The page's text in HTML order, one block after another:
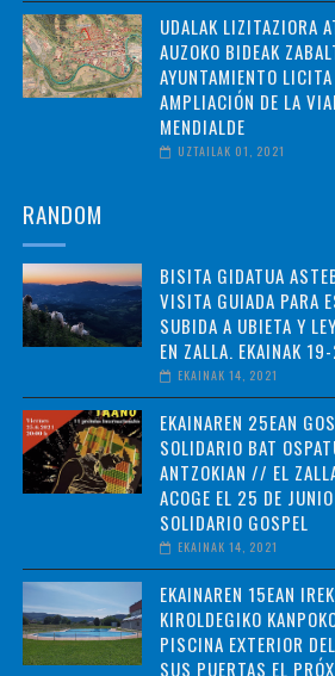
UDALAK LIZITAZIORA
AUZOKO BIDEAK
AYUNTAMIENTO
AMPLIACIÓN DE LA
MENDIALDE
UZTAILAK 01, 2021
RANDOM
BISITA GIDATUA
VISITA GUIADA PARA
SUBIDA A UBIETA Y
EN ZALLA. EKAINAK
EKAINAK 14, 2021
EKAINAREN 25EAN
SOLIDARIO BAT
ANTZOKIAN // EL
ACOGE EL 25 DE
SOLIDARIO GOSPEL
EKAINAK 14, 2021
EKAINAREN 15EAN
KIROLDEGIKO
PISCINA EXTERIOR
SUS PUERTAS EL